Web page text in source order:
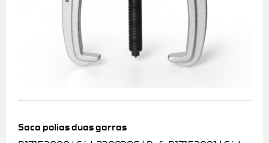
Saca polias duas garras